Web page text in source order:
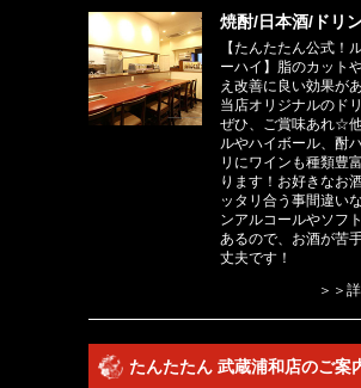
焼酎/日本酒/ドリ
【たんたたん公式！
ーハイ】脂のカット
え改善に良い効果が
当店オリジナルのド
ぜひ、ご賞味あれ☆
ルやハイボール、酎
リにワインも種類豊
ります！お好きなお
ッタリ合う事間違い
ンアルコールやソフ
あるので、お酒が苦
丈夫です！
＞＞
たんたたん 武蔵浦和店のご案